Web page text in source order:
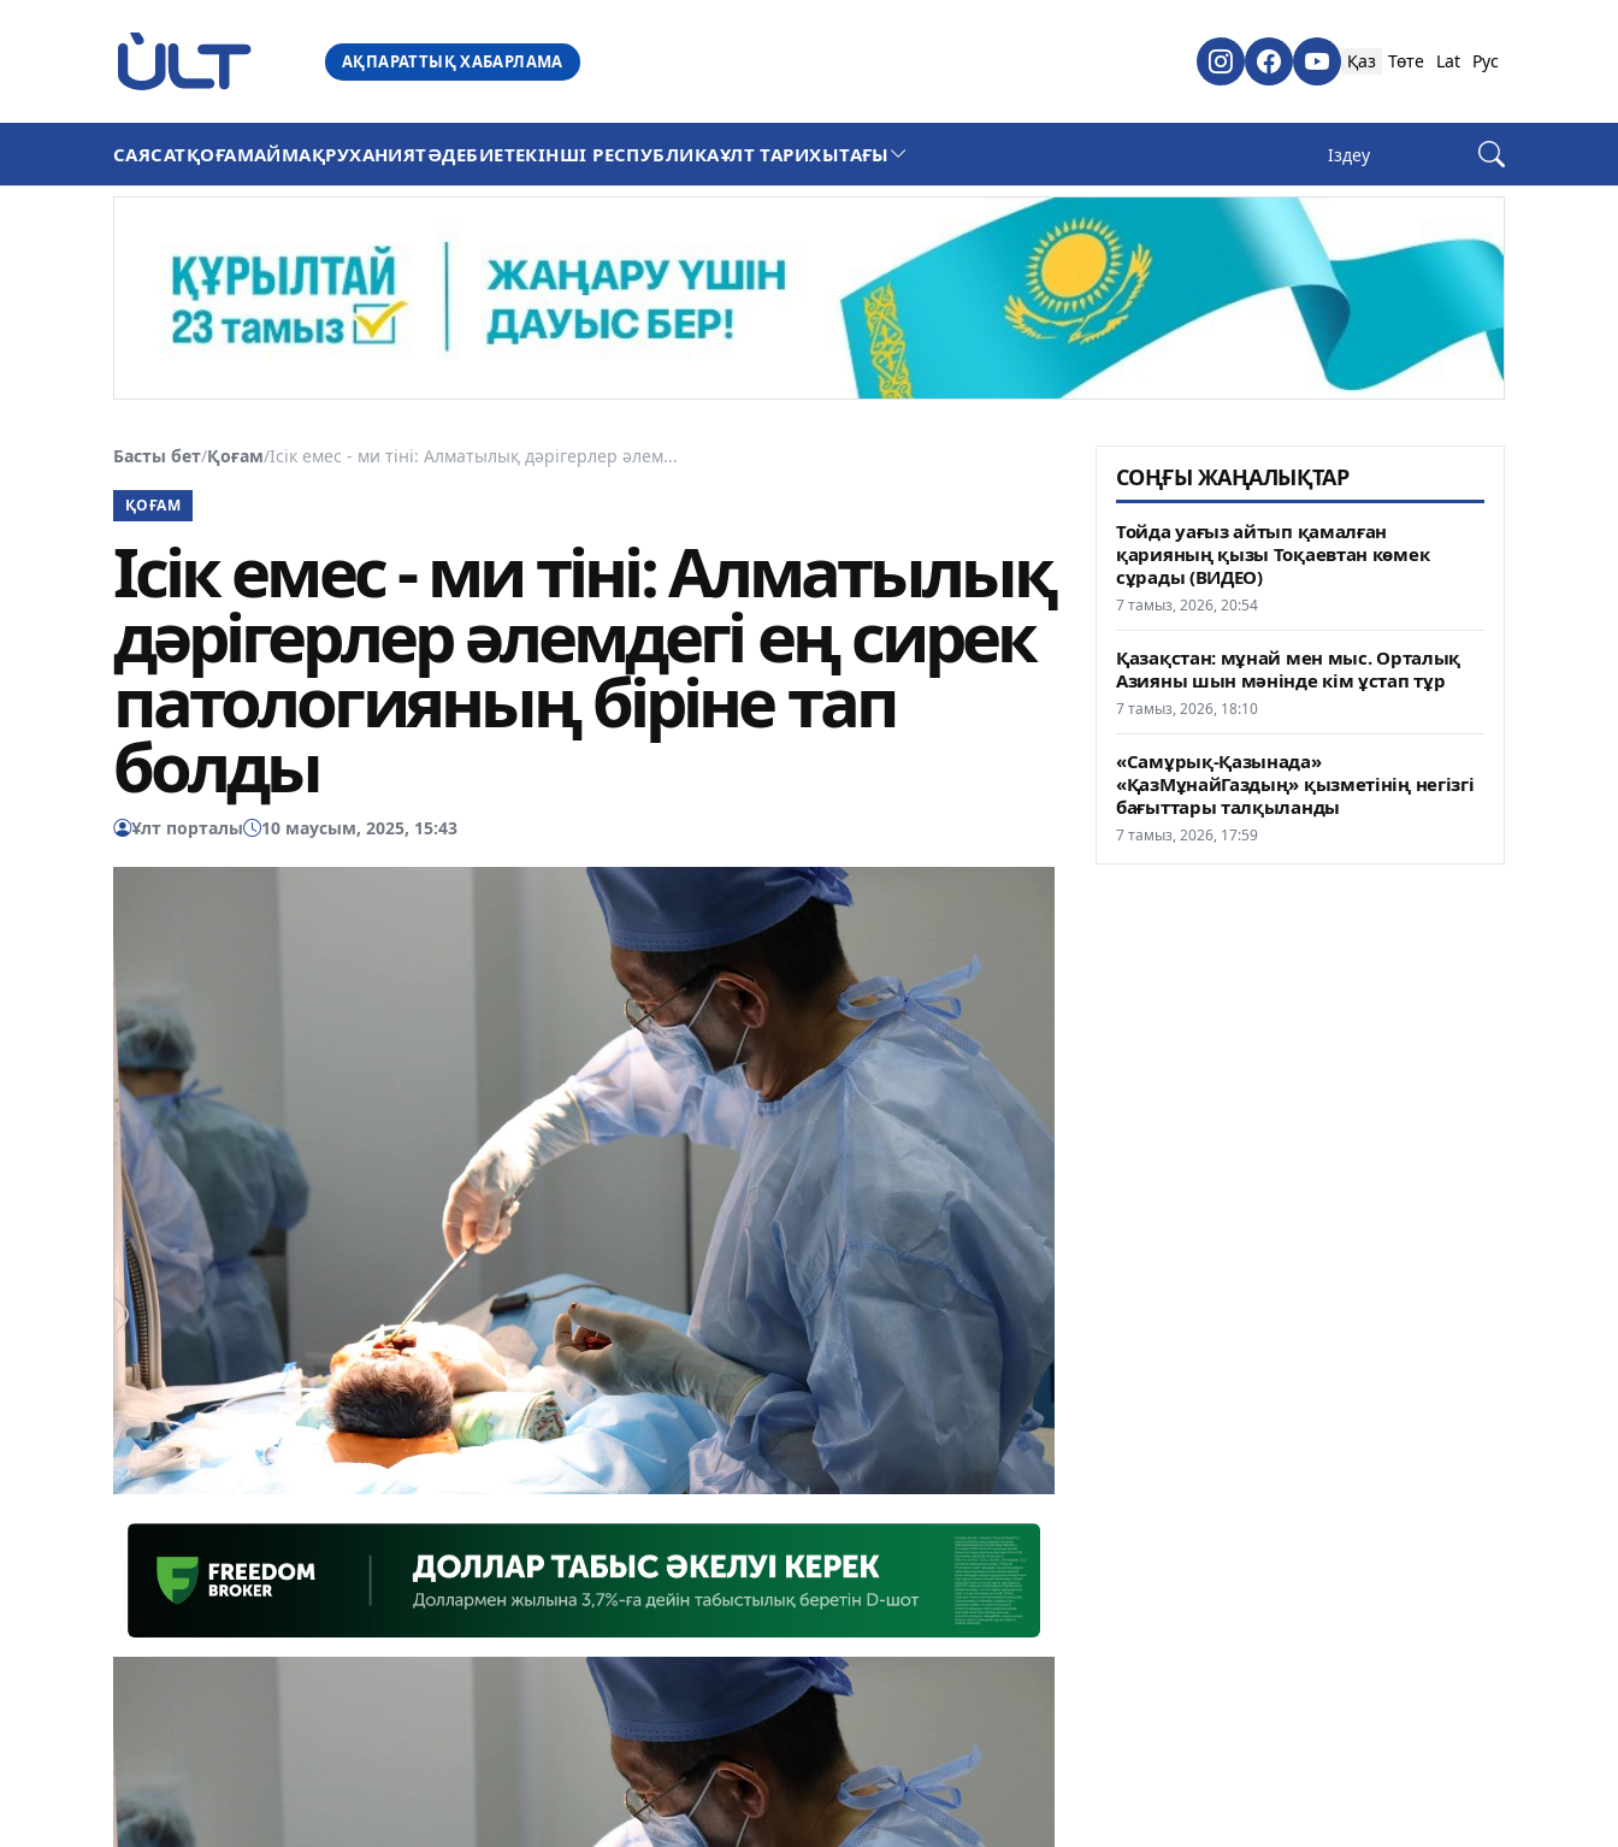
АҚПАРАТТЫҚ ХАБАРЛАМА Қаз Төте Lat Рус
САЯСАТҚОҒАМАЙМАҚРУХАНИЯТӘДЕБИЕТЕКІНШІ РЕСПУБЛИКАҰЛТ ТАРИХЫТАҒЫ
Басты бет/Қоғам/Ісік емес - ми тіні: Алматылық дәрігерлер әлем...
ҚОҒАМ
Ісік емес - ми тіні: Алматылық
дәрігерлер әлемдегі ең сирек
патологияның біріне тап
болды
Ұлт порталы 10 маусым, 2025, 15:43
СОҢҒЫ ЖАҢАЛЫҚТАР
Тойда уағыз айтып қамалған
қарияның қызы Тоқаевтан көмек
сұрады (ВИДЕО)
7 тамыз, 2026, 20:54
Қазақстан: мұнай мен мыс. Орталық
Азияны шын мәнінде кім ұстап тұр
7 тамыз, 2026, 18:10
«Самұрық-Қазынада»
«ҚазМұнайГаздың» қызметінің негізгі
бағыттары талқыланды
7 тамыз, 2026, 17:59